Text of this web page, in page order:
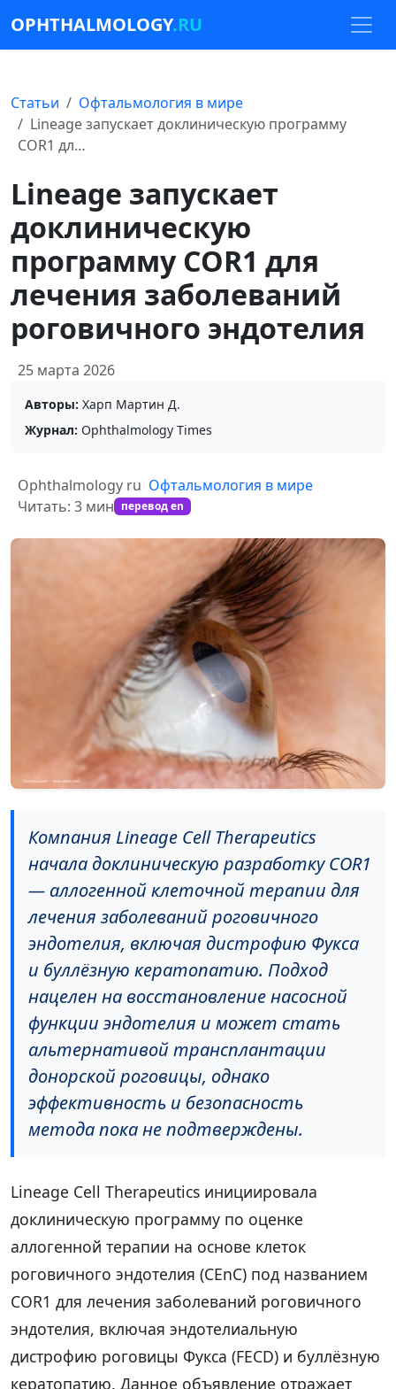
OPHTHALMOLOGY.RU
Статьи
Офтальмология в мире
Lineage запускает доклиническую программу
COR1 дл…
Lineage запускает
доклиническую
программу COR1 для
лечения заболеваний
роговичного эндотелия
25 марта 2026
Авторы: Харп Мартин Д.
Журнал: Ophthalmology Times
Ophthalmology ru Офтальмология в мире
Читать: 3 мин перевод en
Компания Lineage Cell Therapeutics
начала доклиническую разработку COR1
— аллогенной клеточной терапии для
лечения заболеваний роговичного
эндотелия, включая дистрофию Фукса
и буллёзную кератопатию. Подход
нацелен на восстановление насосной
функции эндотелия и может стать
альтернативой трансплантации
донорской роговицы, однако
эффективность и безопасность
метода пока не подтверждены.
Lineage Cell Therapeutics инициировала
доклиническую программу по оценке
аллогенной терапии на основе клеток
роговичного эндотелия (CEnC) под названием
COR1 для лечения заболеваний роговичного
эндотелия, включая эндотелиальную
дистрофию роговицы Фукса (FECD) и буллёзную
кератопатию. Данное объявление отражает